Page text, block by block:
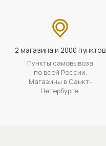
2 магазина и 2000 пунктов
Пункты самовывоза
по всей России.
Магазины в Санкт-
Петербурге.